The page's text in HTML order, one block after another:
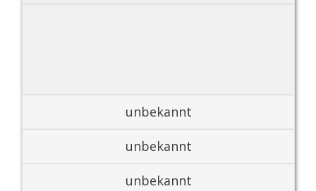
unbekannt
unbekannt
unbekannt